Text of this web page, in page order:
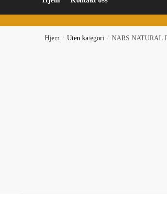
Hjem / Uten kategori / NARS NATURAL